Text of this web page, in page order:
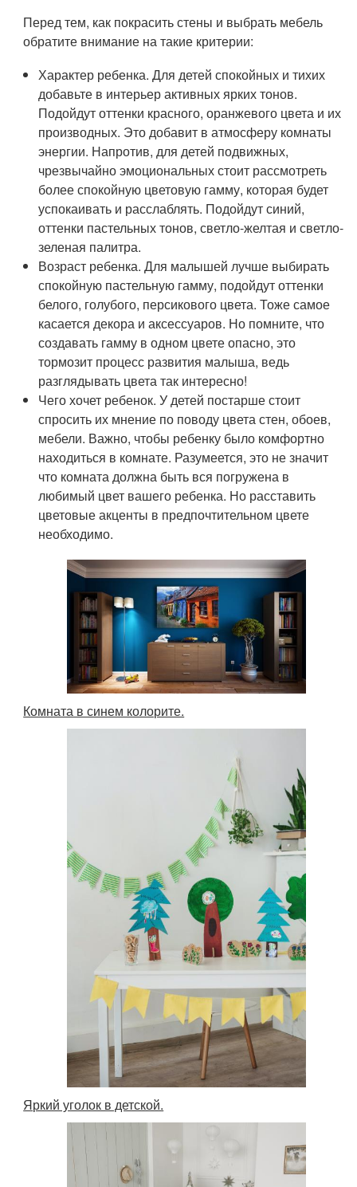
Перед тем, как покрасить стены и выбрать мебель
обратите внимание на такие критерии:
Характер ребенка. Для детей спокойных и тихих
добавьте в интерьер активных ярких тонов.
Подойдут оттенки красного, оранжевого цвета и их
производных. Это добавит в атмосферу комнаты
энергии. Напротив, для детей подвижных,
чрезвычайно эмоциональных стоит рассмотреть
более спокойную цветовую гамму, которая будет
успокаивать и расслаблять. Подойдут синий,
оттенки пастельных тонов, светло-желтая и светло-
зеленая палитра.
Возраст ребенка. Для малышей лучше выбирать
спокойную пастельную гамму, подойдут оттенки
белого, голубого, персикового цвета. Тоже самое
касается декора и аксессуаров. Но помните, что
создавать гамму в одном цвете опасно, это
тормозит процесс развития малыша, ведь
разглядывать цвета так интересно!
Чего хочет ребенок. У детей постарше стоит
спросить их мнение по поводу цвета стен, обоев,
мебели. Важно, чтобы ребенку было комфортно
находиться в комнате. Разумеется, это не значит
что комната должна быть вся погружена в
любимый цвет вашего ребенка. Но расставить
цветовые акценты в предпочтительном цвете
необходимо.
Комната в синем колорите.
Яркий уголок в детской.